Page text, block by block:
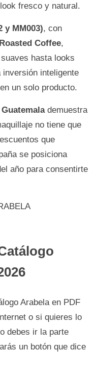
fresco y natural.
y MM003), con
Roasted Coffee,
hasta looks
inversión inteligente
un solo producto.
demuestra
no tiene que
que
se posiciona
año para consentirte
Arabela en PDF
o si quieres lo
debes ir la parte
un botón que dice